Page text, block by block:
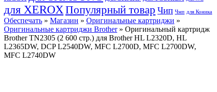
для XEROX Популярный товар Чип Чмп для Коника
Обеспечать » Магазин » Оригинальные картриджи »
Оригинальные картриджи Brother» Оригинальный картридж
Brother TN2305 (2 600 стр.) для Brother HL L2320D, HL
L2365DW, DCP L2540DW, MFC L2700D, MFC L2700DW,
MFC L2740DW